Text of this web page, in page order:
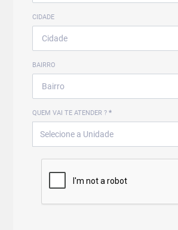
CIDADE
BAIRRO
QUEM VAI TE ATENDER ?*